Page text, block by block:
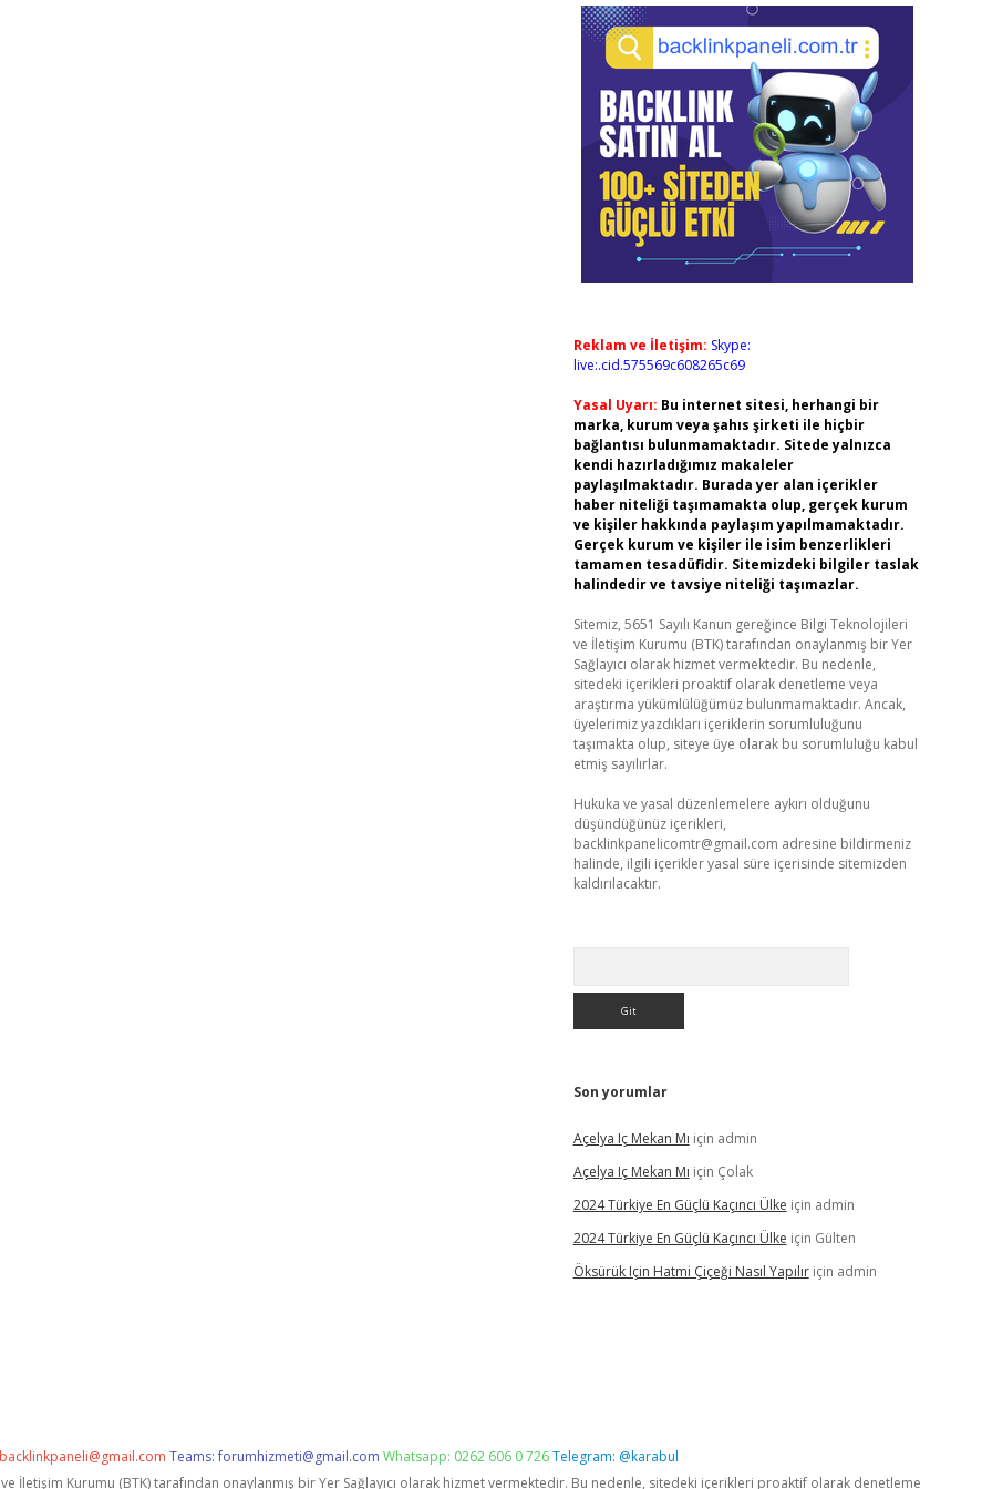
Reklam ve İletişim: Skype:
live:.cid.575569c608265c69
Yasal Uyarı: Bu internet sitesi, herhangi bir
marka, kurum veya şahıs şirketi ile hiçbir
bağlantısı bulunmamaktadır. Sitede yalnızca
kendi hazırladığımız makaleler
paylaşılmaktadır. Burada yer alan içerikler
haber niteliği taşımamakta olup, gerçek kurum
ve kişiler hakkında paylaşım yapılmamaktadır.
Gerçek kurum ve kişiler ile isim benzerlikleri
tamamen tesadüfidir. Sitemizdeki bilgiler taslak
halindedir ve tavsiye niteliği taşımazlar.
Sitemiz, 5651 Sayılı Kanun gereğince Bilgi Teknolojileri
ve İletişim Kurumu (BTK) tarafından onaylanmış bir Yer
Sağlayıcı olarak hizmet vermektedir. Bu nedenle,
sitedeki içerikleri proaktif olarak denetleme veya
araştırma yükümlülüğümüz bulunmamaktadır. Ancak,
üyelerimiz yazdıkları içeriklerin sorumluluğunu
taşımakta olup, siteye üye olarak bu sorumluluğu kabul
etmiş sayılırlar.
Hukuka ve yasal düzenlemelere aykırı olduğunu
düşündüğünüz içerikleri,
backlinkpanelicomtr@gmail.com adresine bildirmeniz
halinde, ilgili içerikler yasal süre içerisinde sitemizden
kaldırılacaktır.
Son yorumlar
Açelya Iç Mekan Mı için admin
Açelya Iç Mekan Mı için Çolak
2024 Türkiye En Güçlü Kaçıncı Ülke için admin
2024 Türkiye En Güçlü Kaçıncı Ülke için Gülten
Öksürük Için Hatmi Çiçeği Nasıl Yapılıriçin admin
backlinkpaneli@gmail.com Teams:forumhizmeti@gmail.com Whatsapp: 0262 606 0 726Telegram: @karabul
İletişim Kurumu (BTK) tarafından onaylanmış bir Yer Sağlayıcı olarak hizmet vermektedir. Bu nedenle, sitedeki içerikleri proaktif olarak denetleme